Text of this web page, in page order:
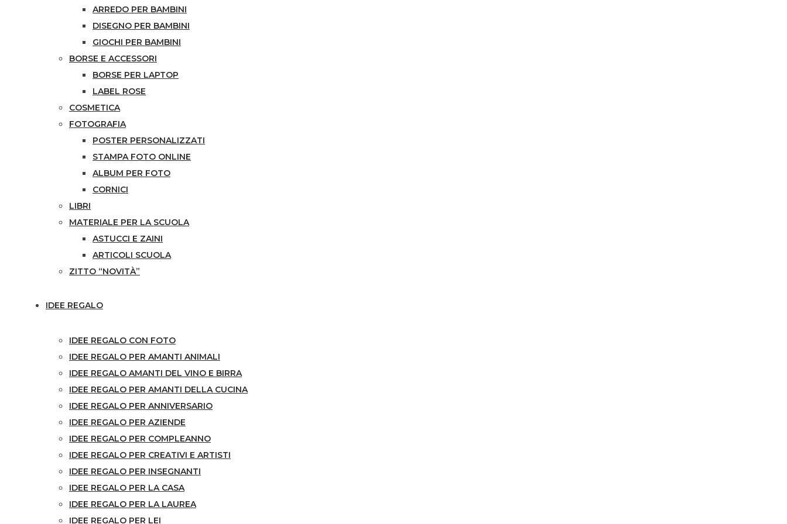
ARREDO PER BAMBINI
DISEGNO PER BAMBINI
GIOCHI PER BAMBINI
BORSE E ACCESSORI
BORSE PER LAPTOP
LABEL ROSE
COSMETICA
FOTOGRAFIA
POSTER PERSONALIZZATI
STAMPA FOTO ONLINE
ALBUM PER FOTO
CORNICI
LIBRI
MATERIALE PER LA SCUOLA
ASTUCCI E ZAINI
ARTICOLI SCUOLA
ZITTO “NOVITÀ”
IDEE REGALO
IDEE REGALO CON FOTO
IDEE REGALO PER AMANTI ANIMALI
IDEE REGALO AMANTI DEL VINO E BIRRA
IDEE REGALO PER AMANTI DELLA CUCINA
IDEE REGALO PER ANNIVERSARIO
IDEE REGALO PER AZIENDE
IDEE REGALO PER COMPLEANNO
IDEE REGALO PER CREATIVI E ARTISTI
IDEE REGALO PER INSEGNANTI
IDEE REGALO PER LA CASA
IDEE REGALO PER LA LAUREA
IDEE REGALO PER LEI